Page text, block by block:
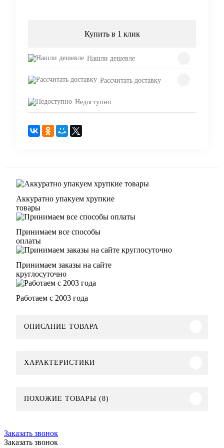
Купить в 1 клик
Нашли дешевле
Рассчитать доставку
Недоступно
Аккуратно упакуем хрупкие
товары
Принимаем все способы
оплаты
Принимаем заказы на сайте
круглосуточно
Работаем с 2003 года
ОПИСАНИЕ ТОВАРА
ХАРАКТЕРИСТИКИ
ПОХОЖИЕ ТОВАРЫ (8)
Заказать звонок
Заказать звонок